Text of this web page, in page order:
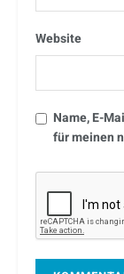
Website
Name, E-
für meinen